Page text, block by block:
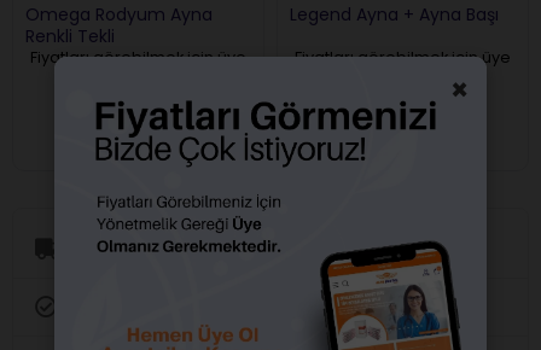
Omega Rodyum Ayna
Renkli Tekli
Fiyatları görebilmek için üye
Legend Ayna + Ayna Başı
Fiyatları görebilmek için üye
girişi yapmalısınız.
Aynı Gün Kargo
×